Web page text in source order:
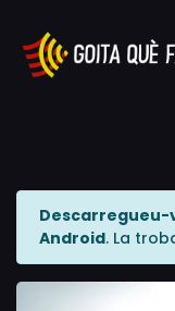
Descarregueu-
Android. La